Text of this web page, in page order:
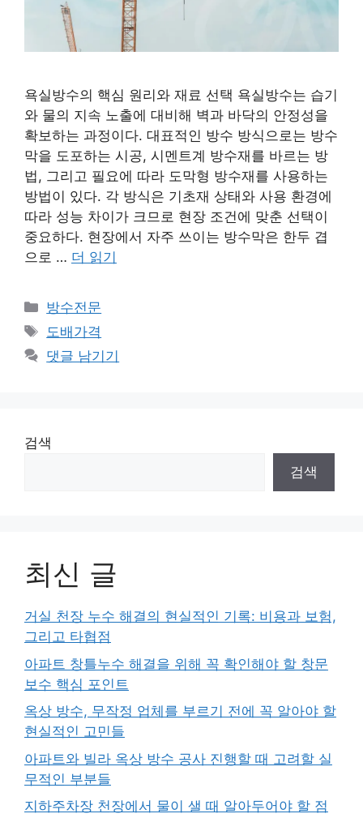
욕실방수의 핵심 원리와 재료 선택 욕실방수는 습기
와 물의 지속 노출에 대비해 벽과 바닥의 안정성을
확보하는 과정이다. 대표적인 방수 방식으로는 방수
막을 도포하는 시공, 시멘트계 방수재를 바르는 방
법, 그리고 필요에 따라 도막형 방수재를 사용하는
방법이 있다. 각 방식은 기초재 상태와 사용 환경에
따라 성능 차이가 크므로 현장 조건에 맞춘 선택이
중요하다. 현장에서 자주 쓰이는 방수막은 한두 겹
으로 … 더 읽기
카
테
리
방수전문
태
그
도배가격
댓글 남기기
검색
검색
최신 글
거실 천장 누수 해결의 현실적인 기록: 비용과 보험,
그리고 타협점
아파트 창틀누수 해결을 위해 꼭 확인해야 할 창문
보수 핵심 포인트
옥상 방수, 무작정 업체를 부르기 전에 꼭 알아야 할
현실적인 고민들
아파트와 빌라 옥상 방수 공사 진행할 때 고려할 실
무적인 부분들
지하주차장 천장에서 물이 샐 때 알아두어야 할 점